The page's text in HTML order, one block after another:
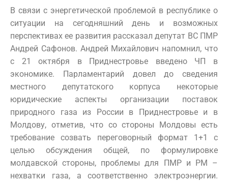
В связи с энергетической проблемой в республике о
ситуации на сегодняшний день и возможных
перспективах ее развития рассказал депутат ВС ПМР
Андрей Сафонов. Андрей Михайлович напомнил, что
с 21 октября в Приднестровье введено ЧП в
экономике. Парламентарий довел до сведения
местного депутатского корпуса некоторые
юридические аспекты организации поставок
природного газа из России в Приднестровье и в
Молдову, отметив, что со стороны Молдовы есть
требование созвать переговорный формат 1+1 с
целью обсуждения общей, по формулировке
молдавской стороны, проблемы для ПМР и РМ –
нехватки газа, а соответственно электроэнергии.